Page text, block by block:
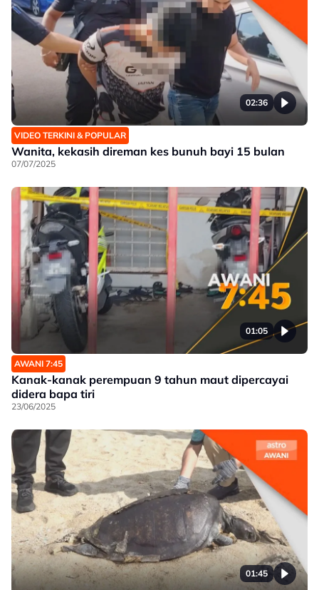
02:36
VIDEO TERKINI & POPULAR
Wanita, kekasih direman kes bunuh bayi 15 bulan
07/07/2025
01:05
AWANI 7:45
Kanak-kanak perempuan 9 tahun maut dipercayai
didera bapa tiri
23/06/2025
01:45